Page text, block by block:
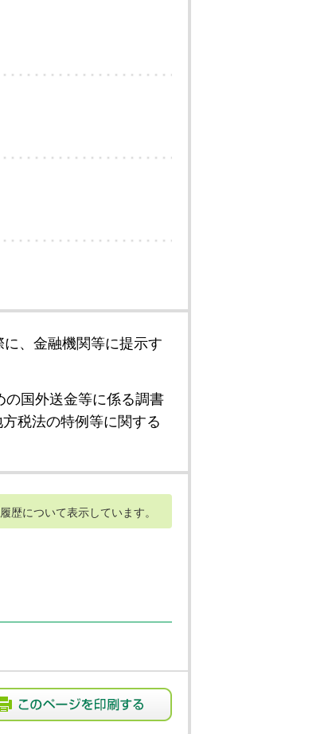
、金融機関等に提示す
の国外送金等に係る調書
税法の特例等に関する
歴について表示しています。